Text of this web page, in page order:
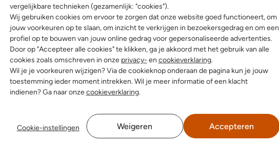
vergelijkbare technieken (gezamenlijk: "cookies").
Wij gebruiken cookies om ervoor te zorgen dat onze website goed functioneert, om
jouw voorkeuren op te slaan, om inzicht te verkrijgen in bezoekersgedrag en om een
profiel op te bouwen van jouw online gedrag voor gepersonaliseerde advertenties.
Door op "Accepteer alle cookies" te klikken, ga je akkoord met het gebruik van alle
cookies zoals omschreven in onze privacy- en cookieverklaring.
Wil je je voorkeuren wijzigen? Via de cookieknop onderaan de pagina kun je jouw
toestemming ieder moment intrekken. Wil je meer informatie of een klacht
indienen? Ga naar onzecookieverklaring.
Cookie-instellingen Weigeren Accepteren
Bibi Lou
Slippers